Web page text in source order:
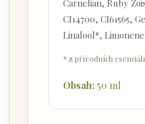
Carnelian, Ruby
CI14700, CI61565,
Linalool*,
* z přírodních
Obsah: 50 ml